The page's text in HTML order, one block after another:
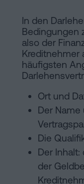
In den
Bedingungen
also der
Kreditnehmer
häufigsten
Ort und
Der
Die
Der
der